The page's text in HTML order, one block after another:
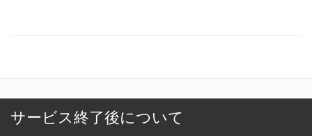
サービス終了後について